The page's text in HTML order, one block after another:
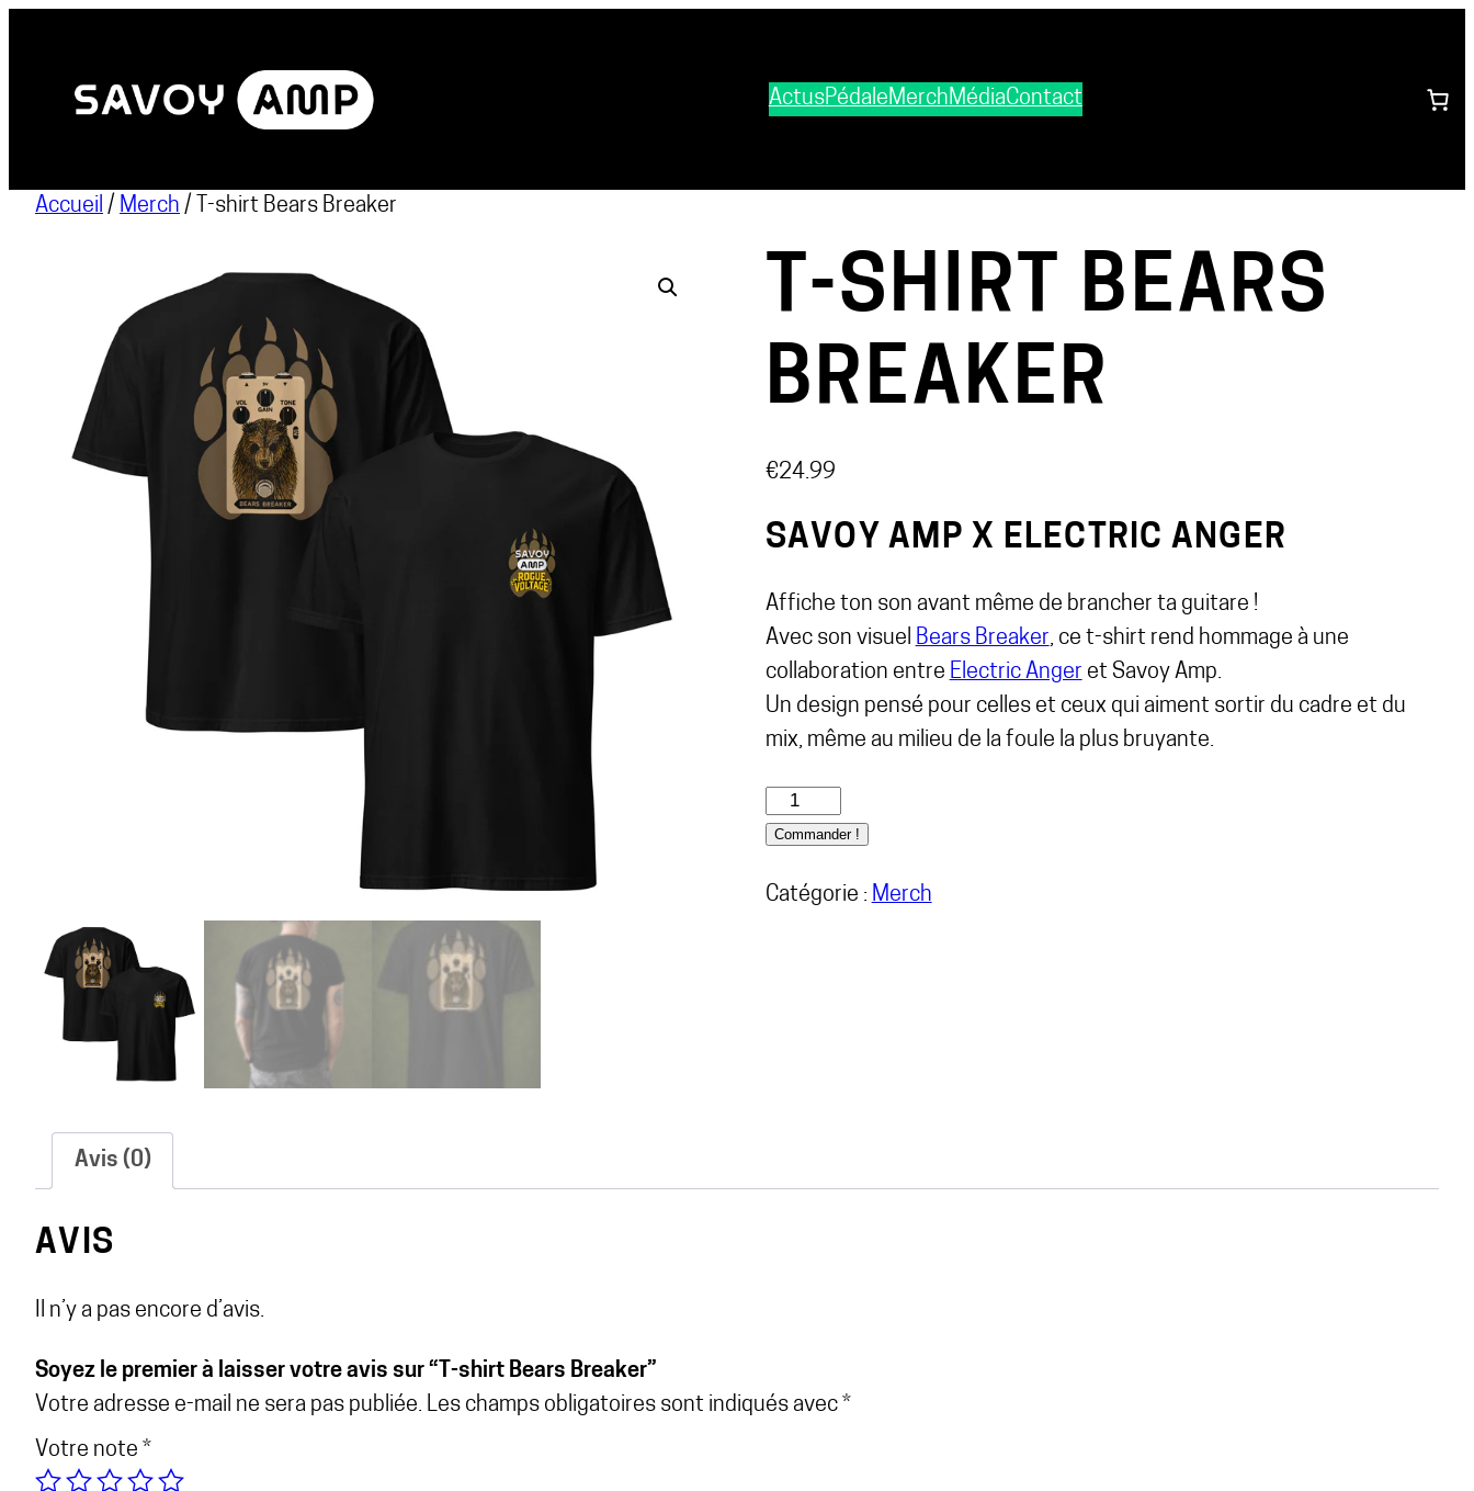
ActusPédaleMerchMédiaContact
Accueil / Merch / T-shirt Bears Breaker
T-SHIRT BEARS
BREAKER
€24.99
SAVOY AMP X ELECTRIC ANGER
Affiche ton son avant même de brancher ta guitare !
Avec son visuel Bears Breaker, ce t-shirt rend hommage à une
collaboration entre Electric Anger et Savoy Amp.
Un design pensé pour celles et ceux qui aiment sortir du cadre et du
mix, même au milieu de la foule la plus bruyante.
Commander !
Catégorie : Merch
Avis (0)
AVIS
Il n’y a pas encore d’avis.
Soyez le premier à laisser votre avis sur “T-shirt Bears Breaker”
Votre adresse e-mail ne sera pas publiée. Les champs obligatoires sont indiqués avec *
Votre note *